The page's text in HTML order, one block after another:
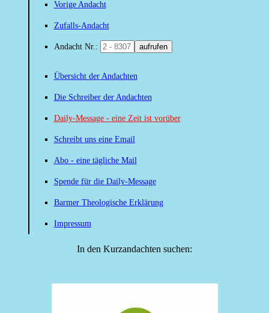
Vorige Andacht
Zufalls-Andacht
Andacht Nr.: aufrufen
Übersicht der Andachten
Die Schreiber der Andachten
Daily-Message - eine Zeit ist vorüber
Schreibt uns eine Email
Abo - eine tägliche Mail
Spende für die Daily-Message
Barmer Theologische Erklärung
Impressum
In den Kurzandachten suchen: